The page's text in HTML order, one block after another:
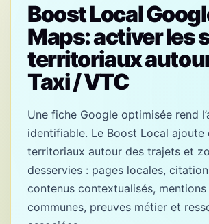
Boost Local
Maps: activer les
territoriaux
Taxi / VTC
Une fiche Google optimisée rend
identifiable. Le Boost Local ajoute
territoriaux autour des trajets et
desservies : pages locales,
contenus contextualisés,
communes, preuves métier et